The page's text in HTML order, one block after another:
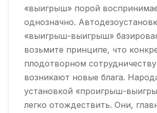
«выигрыш» порой
однозначно.
«выигрыш-выигрыш»
возьмите принципе, что
плодотворном
возникают новые блага.
установкой «проигрыш-
легко отождествить. Они,